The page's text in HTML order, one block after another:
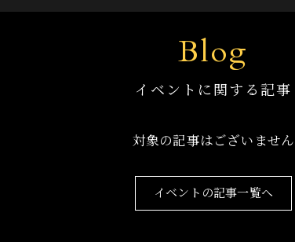
イベントに関する記事
Blog
対象の記事はございません
イベントの記事一覧へ